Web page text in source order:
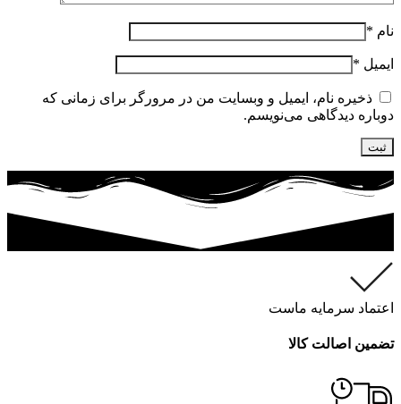
نام *
ایمیل *
ذخیره نام، ایمیل و وبسایت من در مرورگر برای زمانی که
دوباره دیدگاهی می‌نویسم.
اعتماد سرمایه ماست
تضمین اصالت کالا